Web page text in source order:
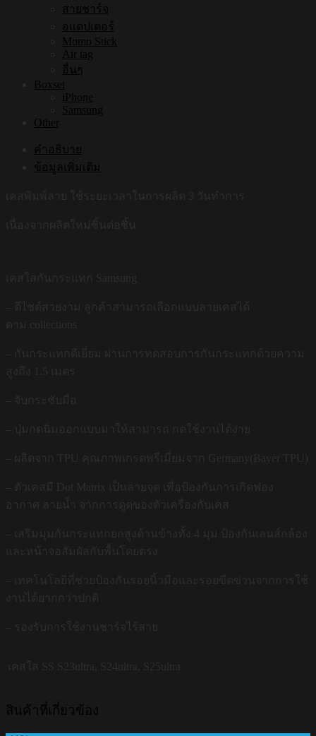
สายชาร์จ
อแดปเตอร์
Momo Stick
Air tag
อื่นๆ
Boxset
iPhone
Samsung
Other
คำอธิบาย
ข้อมูลเพิ่มเติม
สินค้าที่เกี่ยวข้อง